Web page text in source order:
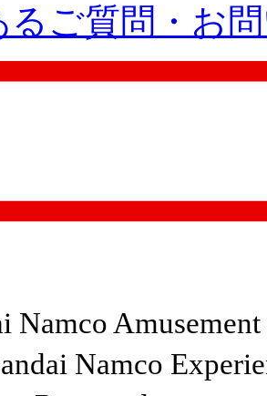
るご質問・お
Namco
Namco